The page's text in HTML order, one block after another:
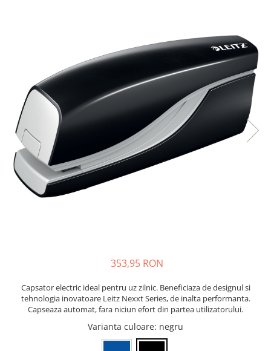
Hartie si articole din hartie
Bibliorafturi, caiete mecanice,
separatoare
Capsatoare, capse si perforatoare
Caiete si blocnotesuri
Dosare, folii protectie si mape
Accesorii diverse pentru birou
Etichetare si ambalare
Stilouri
Seturi de scris Premium
Instrumente de scris eco
Creioane mecanice si grafit
353,95 RON
Capsator electric ideal pentru uz zilnic. Beneficiaza de designul si
tehnologia inovatoare Leitz Nexxt Series, de inalta performanta.
Capseaza automat, fara niciun efort din partea utilizatorului.
Varianta culoare: negru